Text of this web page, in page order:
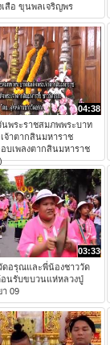
เสือ ขุนพลเจริญพร
04:38
นพระราชสมภพพระบาท
จ้าตากสินมหาราช
บเพลงตากสินมหาราช
03:33
ดอรุณและพี่น้องชาววัด
อนรับขบวนแห่หลวงปู่
า 09